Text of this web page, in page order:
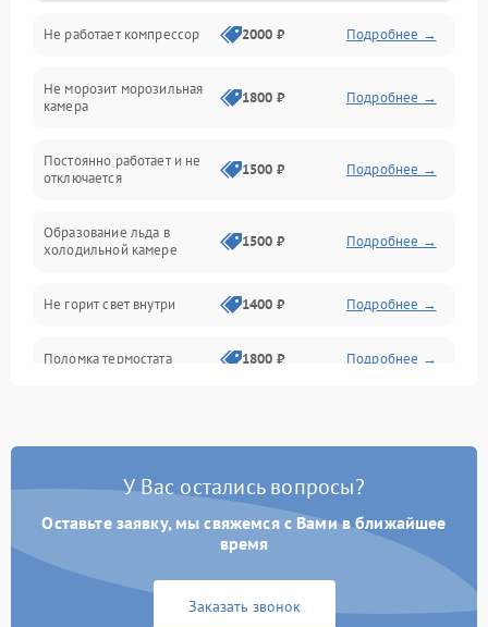
Электропитание
Дренаж
Не работает компрессор 2000 ₽ Подробнее →
Не морозит морозильная
камера
1800 ₽ Подробнее →
Постоянно работает и не
отключается
1500 ₽ Подробнее →
Образование льда в
холодильной камере
1500 ₽ Подробнее →
Не горит свет внутри 1400 ₽ Подробнее →
Поломка термостата 1800 ₽ Подробнее →
Образование конденсата
1800 ₽ Подробнее →
Сбой в работе инвертора
У Вас остались вопросы?
Оставьте заявку, мы свяжемся с Вами в ближайшее
время
Заказать звонок